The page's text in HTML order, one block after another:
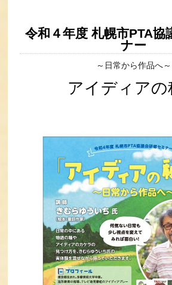
令和４年度 札幌市PTA協
ナー
～日常から作品へ～
アイディアの